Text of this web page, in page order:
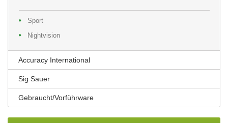
Sport
Nightvision
Accuracy International
Sig Sauer
Gebraucht/Vorführware